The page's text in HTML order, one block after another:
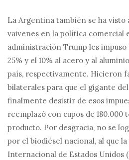
La Argentina también se ha visto
vaivenes en la política comercial
administración Trump les
25% y el 10% al acero y al
país, respectivamente. Hicieron
bilaterales para que el gigante
finalmente desistir de esos
reemplazó con cupos de 180.000
producto. Por desgracia, no se
por el biodiésel nacional, al que
Internacional de Estados Unidos